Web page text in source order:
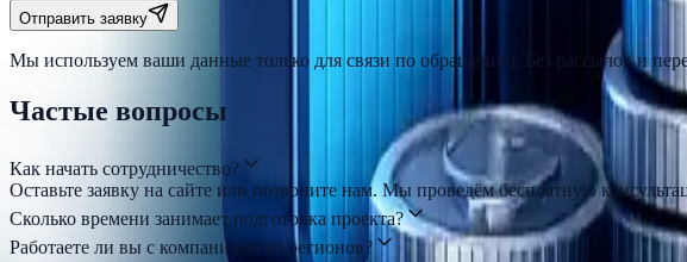
Отправить заявку
Мы используем ваши данные только для связи по обращению. Без рассылок и
Частые вопросы
Как начать сотрудничество?
Оставьте заявку на сайте или позвоните нам. Мы проведём бесплатную
Сколько времени занимает подготовка проекта?
Работаете ли вы с компаниями из регионов?